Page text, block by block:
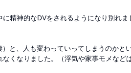
精神的なDVをされるようになり別れま
と、人も変わっていってしまうのかと
くなりました。（浮気や家事モメなど